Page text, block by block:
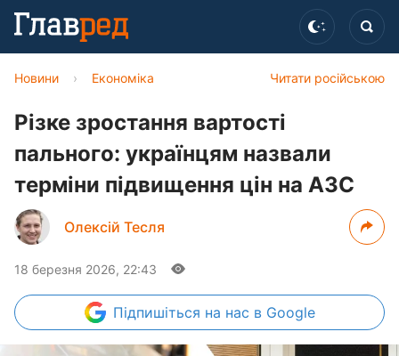
Читати російською
Новини › Економіка
Різке зростання вартості
пального: українцям назвали
терміни підвищення цін на АЗС
Олексій Тесля
18 березня 2026, 22:43
Підпишіться на нас в Google